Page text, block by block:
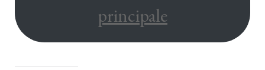
principale